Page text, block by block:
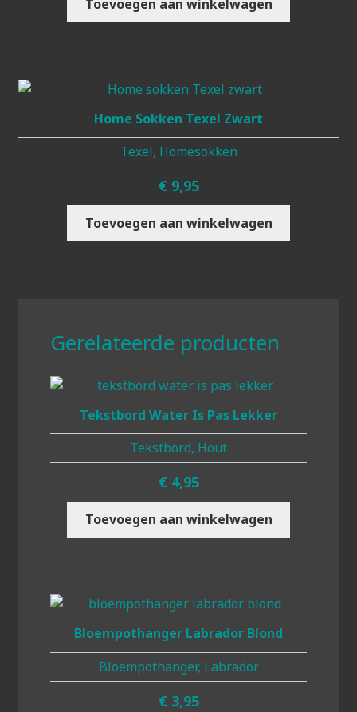
Toevoegen aan winkelwagen
Home Sokken Texel Zwart
Texel, Homesokken
€ 9,95
Toevoegen aan winkelwagen
Gerelateerde producten
Tekstbord Water Is Pas Lekker
Tekstbord, Hout
€ 4,95
Toevoegen aan winkelwagen
Bloempothanger Labrador Blond
Bloempothanger, Labrador
€ 3,95